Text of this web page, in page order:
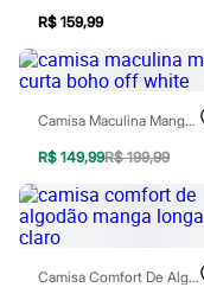
Rasteirinhas
Sandálias
Tênis
Diversão
Baby Club
Fifteen
Miss Fifteen
Palomino
Moda íntima
Calcinhas
Cuecas
Meias
R$ 159,99
Camisa Maculina Manga Curta Boho Off White
R$ 149,99R$ 199,99
Camisa Comfort De Algodão Manga Longa Azul Claro